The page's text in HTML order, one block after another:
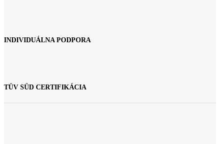
INDIVIDUÁLNA PODPORA
TÜV SÜD CERTIFIKÁCIA